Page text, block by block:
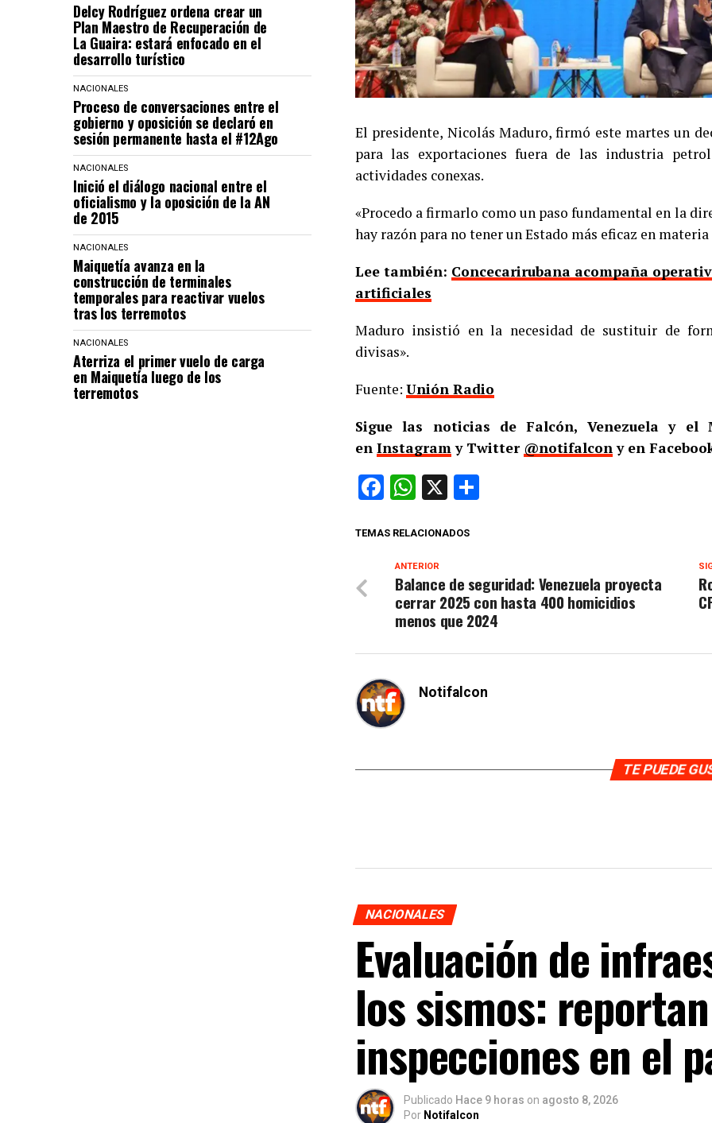
Delcy Rodríguez ordena crear un
Plan Maestro de Recuperación de
La Guaira: estará enfocado en el
desarrollo turístico
NACIONALES
Proceso de conversaciones entre el
gobierno y oposición se declaró en
sesión permanente hasta el #12Ago
NACIONALES
Inició el diálogo nacional entre el
oficialismo y la oposición de la AN
de 2015
NACIONALES
Maiquetía avanza en la
construcción de terminales
temporales para reactivar vuelos
tras los terremotos
NACIONALES
Aterriza el primer vuelo de carga
en Maiquetía luego de los
terremotos
El presidente, Nicolás Maduro, firmó este martes un
para las exportaciones fuera de las industria
actividades conexas.
«Procedo a firmarlo como un paso fundamental en la
hay razón para no tener un Estado más eficaz en
Lee también: Concecarirubana acompaña
artificiales
Maduro insistió en la necesidad de sustituir de
divisas».
Fuente: Unión Radio
Sigue las noticias de Falcón, Venezuela y
en Instagramy Twitter @notifalcony en
Facebook
WhatsApp
X
TEMAS RELACIONADOS
ANTERIOR
Balance de seguridad: Venezuela proyecta
cerrar 2025 con hasta 400 homicidios
menos que 2024
Notifalcon
TE PUEDE
NACIONALES
Evaluación de
los sismos:
inspecciones en el
Publicado Hace 9 horas on agosto 8, 2026
Por Notifalcon